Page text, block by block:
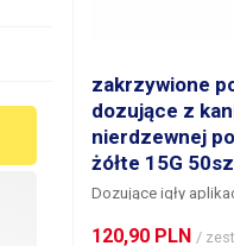
zakrzywione
dozujące z
nierdzewnej
żółte 15G
Dozujące igły
materiałów w
120,90 PLN /